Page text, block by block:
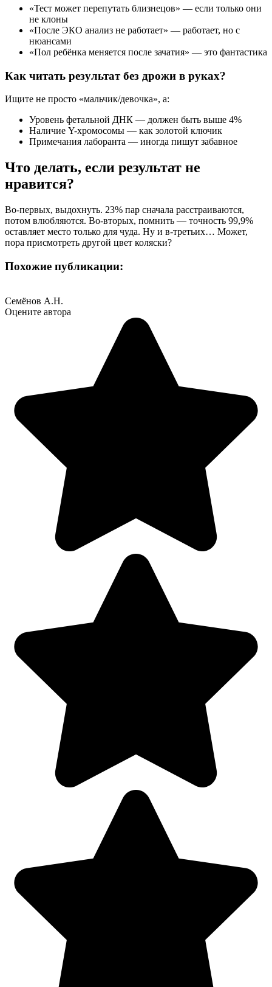
«Тест может перепутать близнецов» — если только они
не клоны
«После ЭКО анализ не работает» — работает, но с
нюансами
«Пол ребёнка меняется после зачатия» — это фантастика
Как читать результат без дрожи в руках?
Ищите не просто «мальчик/девочка», а:
Уровень фетальной ДНК — должен быть выше 4%
Наличие Y-хромосомы — как золотой ключик
Примечания лаборанта — иногда пишут забавное
Что делать, если результат не
нравится?
Во-первых, выдохнуть. 23% пар сначала расстраиваются,
потом влюбляются. Во-вторых, помнить — точность 99,9%
оставляет место только для чуда. Ну и в-третьих… Может,
пора присмотреть другой цвет коляски?
Похожие публикации:
Семёнов А.Н.
Оцените автора